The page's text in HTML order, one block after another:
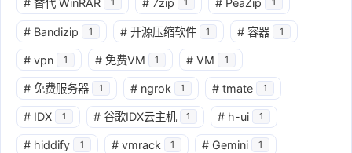
# 替代 WinRAR 1 # 7zip 1 # PeaZip 1
# Bandizip 1 # 开源压缩软件 1 # 容器 1
# vpn 1 # 免费VM 1 # VM 1
# 免费服务器 1 # ngrok 1 # tmate 1
# IDX 1 # 谷歌IDX云主机 1 # h-ui 1
# hiddify 1 # vmrack 1 # Gemini 1